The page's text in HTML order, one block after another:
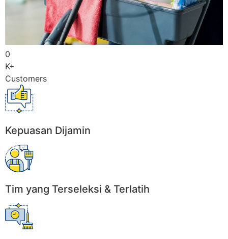
0
K+
Customers
Kepuasan Dijamin
Tim yang Terseleksi & Terlatih